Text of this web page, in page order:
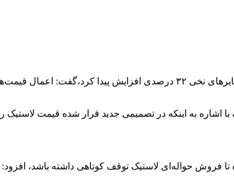
سخنگوی انجمن صنعت تایر ایران با بیان اینکه قیمت لاستیک رادیال ۲۰ درصد
فروش حواله‌ای لاستیک توقف کوتاهی داشته باشد،